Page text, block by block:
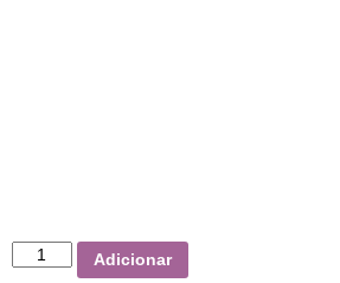
QuantidadeAdicionar